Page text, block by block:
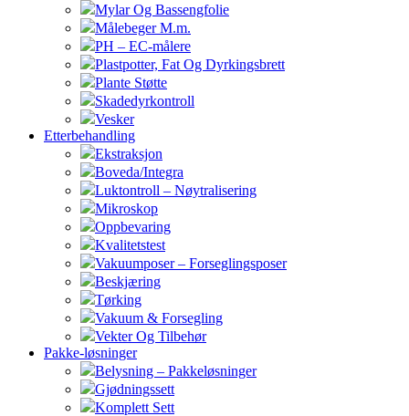
Mylar Og Bassengfolie
Målebeger M.m.
PH – EC-målere
Plastpotter, Fat Og Dyrkingsbrett
Plante Støtte
Skadedyrkontroll
Vesker
Etterbehandling
Ekstraksjon
Boveda/Integra
Luktontroll – Nøytralisering
Mikroskop
Oppbevaring
Kvalitetstest
Vakuumposer – Forseglingsposer
Beskjæring
Tørking
Vakuum & Forsegling
Vekter Og Tilbehør
Pakke-løsninger
Belysning – Pakkeløsninger
Gjødningssett
Komplett Sett